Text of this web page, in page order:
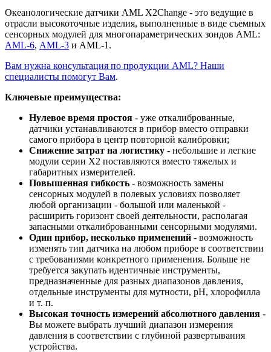
Океанологические датчики AML X2Change - это ведущие в
отрасли высокоточные изделия, выполненные в виде съемных
сенсорных модулей для многопараметрических зондов AML:
AML-6, AML-3 и AML-1.
Вам нужна консультация по продукции AML? Наши
специалисты помогут Вам.
Ключевые преимущества:
Нулевое время простоя - уже откалиброванные,
датчики устанавливаются в прибор вместо отправки
самого прибора в центр повторной калибровки;
Снижение затрат на логистику - небольшие и легкие
модули серии X2 поставляются вместо тяжелых и
габаритных измерителей.
Повышенная гибкость - возможность замены
сенсорных модулей в полевых условиях позволяет
любой организации - большой или маленькой -
расширить горизонт своей деятельности, располагая
запасными откалиброванными сенсорными модулями.
Один прибор, несколько применений - возможность
изменять тип датчика на любом приборе в соответствии
с требованиями конкретного применения. Больше не
требуется закупать идентичные инструменты,
предназначенные для разных диапазонов давления,
отдельные инструменты для мутности, pH, хлорофилла
и т. п.
Высокая точность измерений абсолютного давления -
Вы можете выбрать лучший диапазон измерения
давления в соответствии с глубиной развертывания
устройства.